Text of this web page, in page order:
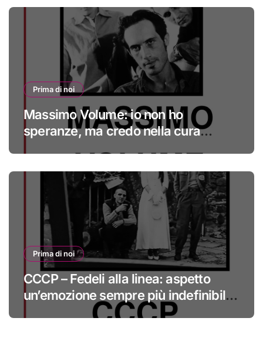
Prima di noi
Massimo Volume: io non ho
speranze, ma credo nella cura
Prima di noi
CCCP – Fedeli alla linea: aspetto
un’emozione sempre più indefinibile
#primadinoi